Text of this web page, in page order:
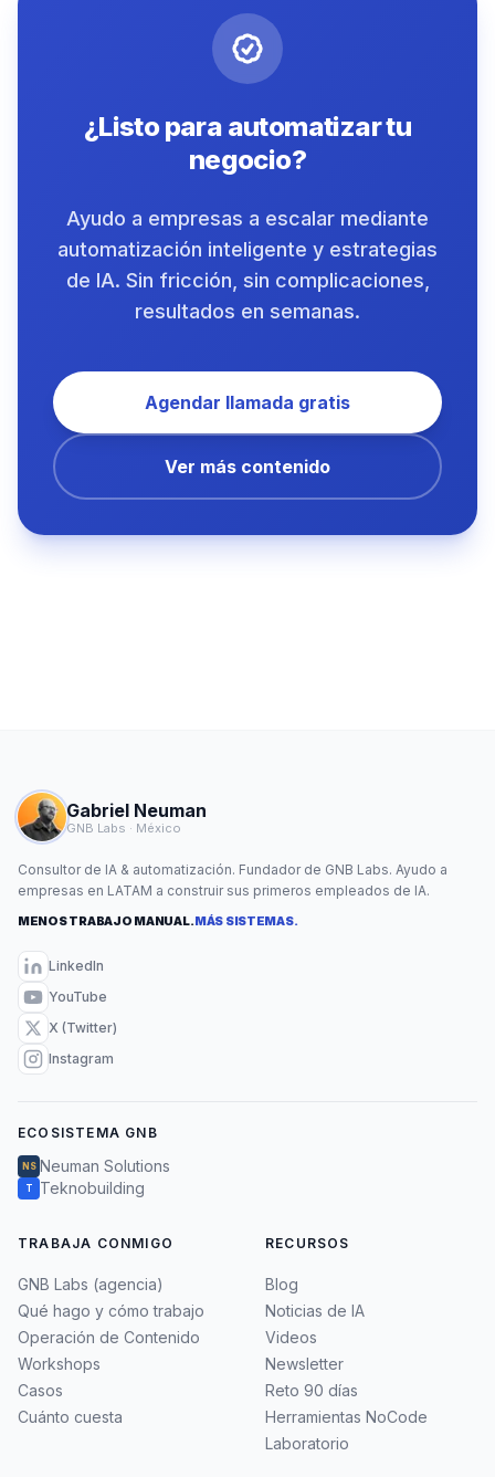
¿Listo para automatizar tu
negocio?
Ayudo a empresas a escalar mediante
automatización inteligente y estrategias
de IA. Sin fricción, sin complicaciones,
resultados en semanas.
Agendar llamada gratis
Ver más contenido
Gabriel Neuman
GNB Labs · México
Consultor de IA & automatización. Fundador de GNB Labs. Ayudo a
empresas en LATAM a construir sus primeros empleados de IA.
MENOS TRABAJO MANUAL.MÁS SISTEMAS.
LinkedIn
YouTube
X (Twitter)
Instagram
ECOSISTEMA GNB
NS Neuman Solutions
T Teknobuilding
TRABAJA CONMIGO
GNB Labs (agencia)
Qué hago y cómo trabajo
Operación de Contenido
Workshops
Casos
Cuánto cuesta
RECURSOS
Blog
Noticias de IA
Videos
Newsletter
Reto 90 días
Herramientas NoCode
Laboratorio